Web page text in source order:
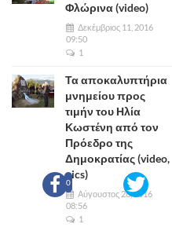
0
Φλώρινα (video)
Δεκέμβριος 11, 2016
09:50
1
Τα αποκαλυπτήρια
μνημείου προς
τιμήν του Ηλία
Κωστένη από τον
Πρόεδρο της
Δημοκρατίας (video,
pics)
Αύγουστος 28, 2016
08:56
1